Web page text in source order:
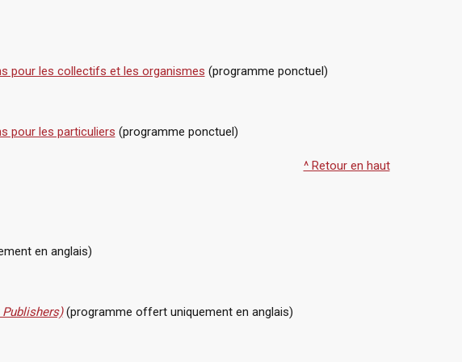
pour les collectifs et les organismes (programme ponctuel)
pour les particuliers (programme ponctuel)
^ Retour en haut
en anglais)
(programme offert uniquement en anglais)